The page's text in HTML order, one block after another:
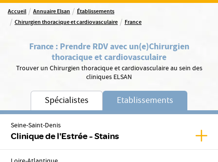
Accueil / Annuaire Elsan / Établissements
/ Chirurgien thoracique et cardiovasculaire / France
France: Prendre RDV avec un(e)Chirurgien
thoracique et cardiovasculaire
Trouver un Chirurgien thoracique et cardiovasculaire au sein des
cliniques ELSAN
Spécialistes Etablissements
Seine-Saint-Denis
Clinique de l'Estrée - Stains